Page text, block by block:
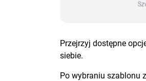
Przejrzyj dostępne
siebie.
Po wybraniu szablonu